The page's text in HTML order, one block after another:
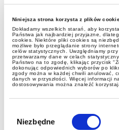
Niniejsza strona korzysta z plików
Dokładamy wszelkich starań, aby
Państwa jak najbardziej przyjazne,
cookies. Niektóre pliki cookies są
możliwe było przeglądanie strony
celów statystycznych. Uwzględniamy
przetwarzamy dane w celach
Państwo na to zgodę, klikając przycisk
dokonując odpowiednich wyborów po
zgody można w każdej chwili anulować,
danych w przyszłości. Więcej informacji
dostosowywania można znaleźć
zgody
Niezbędne
aktualności
miękkich hybryd